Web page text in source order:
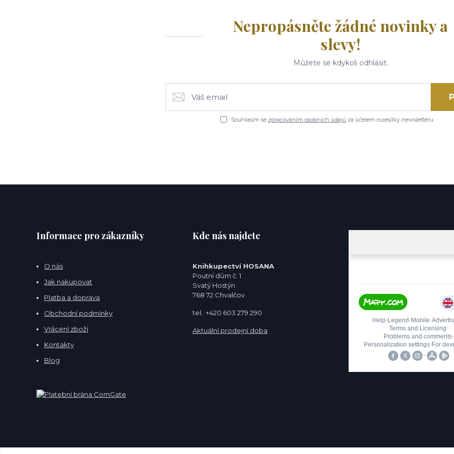
Nepropásněte žádné novinky a
slevy!
Můžete se kdykoli odhlásit.
Souhlasím se zpracováním osobních údajůza účelem rozesílky newsletteru.
Informace pro zákazníky
O nás
Jak nakupovat
Platba a doprava
Obchodní podmínky
Vrácení zboží
Kontakty
Blog
Kde nás najdete
Knihkupectví HOSANA
Poutní dům č. 1
Svatý Hostýn
768 72 Chvalčov
tel.: +420 603 279 290
Aktuální prodejní doba